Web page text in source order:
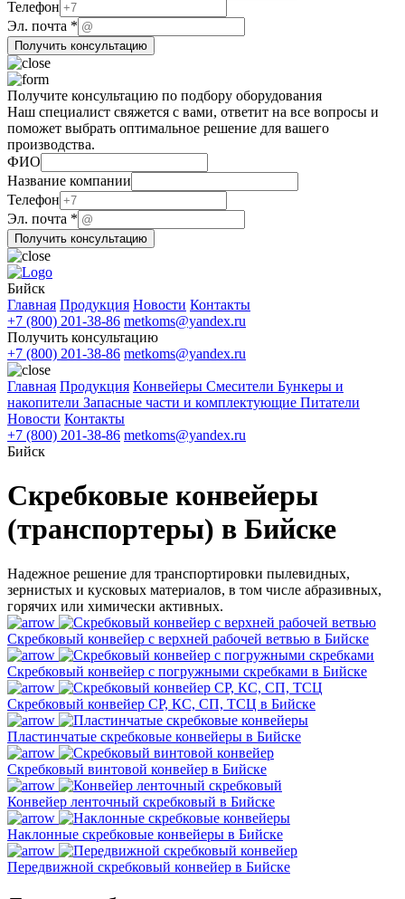
Телефон
Эл. почта *
Получить консультацию
Получите консультацию по подбору оборудования
Наш специалист свяжется с вами, ответит на все вопросы и
поможет выбрать оптимальное решение для вашего
производства.
ФИО
Название компании
Эл.
ФИО
компании
Телефон
Эл. почта *
Получить консультацию
Бийск
Главная Продукция Новости Контакты
+7 (800) 201-38-86 metkoms@yandex.ru
Получить консультацию
+7 (800) 201-38-86 metkoms@yandex.ru
Главная Продукция Конвейеры Смесители Бункеры и
накопители Запасные части и комплектующие Питатели
Новости Контакты
+7 (800) 201-38-86 metkoms@yandex.ru
Бийск
Скребковые конвейеры
(транспортеры) в Бийске
Надежное решение для транспортировки пылевидных,
зернистых и кусковых материалов, в том числе абразивных,
горячих или химически активных.
Скребковый конвейер с верхней рабочей ветвью в Бийске
Скребковый конвейер с погружными скребками в Бийске
Скребковый конвейер СР, КС, СП, ТСЦ в Бийске
Пластинчатые скребковые конвейеры в Бийске
Скребковый винтовой конвейер в Бийске
Конвейер ленточный скребковый в Бийске
Наклонные скребковые конвейеры в Бийске
Передвижной скребковый конвейер в Бийске